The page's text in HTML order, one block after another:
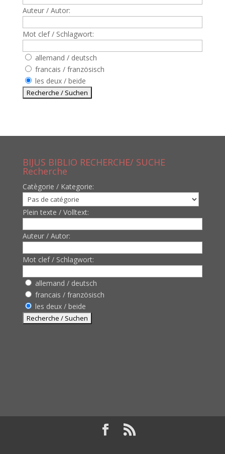
Auteur / Autor:
Mot clef / Schlagwort:
allemand / deutsch
francais / französisch
les deux / beide
BIJUS BIBLIO RECHERCHE/ SUCHE
Recherche
Catègorie / Kategorie:
Plein texte / Volltext:
Auteur / Autor:
Mot clef / Schlagwort:
allemand / deutsch
francais / französisch
les deux / beide